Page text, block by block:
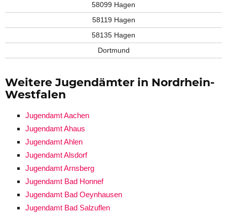
58099 Hagen
58119 Hagen
58135 Hagen
Dortmund
Weitere Jugendämter in Nordrhein-
Westfalen
Jugendamt Aachen
Jugendamt Ahaus
Jugendamt Ahlen
Jugendamt Alsdorf
Jugendamt Arnsberg
Jugendamt Bad Honnef
Jugendamt Bad Oeynhausen
Jugendamt Bad Salzuflen